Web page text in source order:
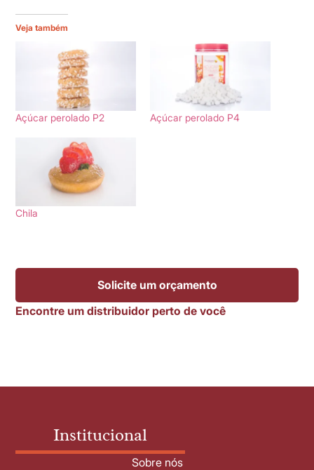
Veja também
Açúcar perolado P2 Açúcar perolado P4
Chila
Solicite um orçamento
Encontre um distribuidor perto de você
Institucional
Sobre nós